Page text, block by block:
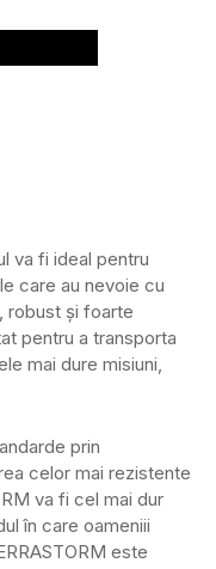
va fi ideal pentru
care au nevoie cu
robust și foarte
pentru a transporta
mai dure misiuni,
prin
celor mai rezistente
va fi cel mai dur
în care oameniii
este